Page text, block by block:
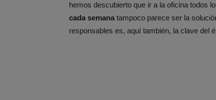
hemos descubierto que ir a la oficina todos
cada semana tampoco parece ser la
responsables es, aquí también, la clave del